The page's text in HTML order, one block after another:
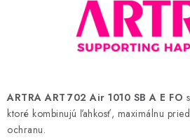
Často kladené otázky
INFORMÁCIE
ARTRA ART 702 Air 1010 SB A E FO
ktoré kombinujú ľahkosť, maximálnu
ochranu.